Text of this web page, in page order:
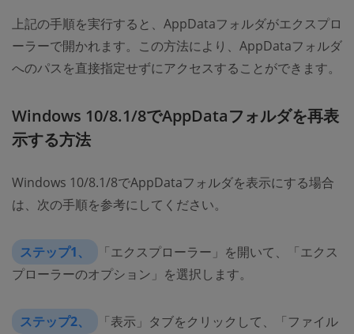
上記の手順を実行すると、AppDataフォルダがエクスプロ
ーラーで開かれます。この方法により、AppDataフォルダ
へのパスを直接指定せずにアクセスすることができます。
Windows 10/8.1/8でAppDataフォルダを再表
示する方法
Windows 10/8.1/8でAppDataフォルダを表示にする場合
は、次の手順を参考にしてください。
ステップ1、
「エクスプローラー」を開いて、「エクス
プローラーのオプション」を選択します。
ステップ2、
「表示」タブをクリックして、「ファイル